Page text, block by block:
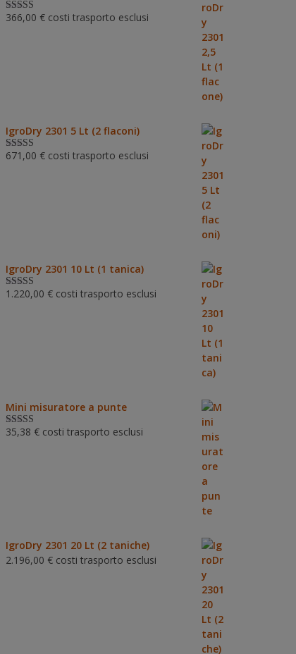
Valutato5.00
366,00 € costi trasporto esclusi
IgroDry 2301 5 Lt (2 flaconi)
Valutato5.00
671,00 € costi trasporto esclusi
IgroDry 2301 10 Lt (1 tanica)
Valutato5.00
1.220,00 € costi trasporto esclusi
Mini misuratore a punte
Valutat
35,38 € costi trasporto esclusi
IgroDry 2301 20 Lt (2 taniche)
2.196,00 € costi trasporto esclusi